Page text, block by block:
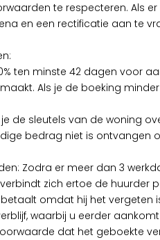
te respecteren. Als
en een rectificatie aan te
ten minste 42 dagen voor
Als je de boeking
de sleutels van de woning
bedrag niet is ontvangen
Zodra er meer dan 3
zich ertoe de huurder
omdat hij het vergeten
waarbij u eerder
dat het geboekte